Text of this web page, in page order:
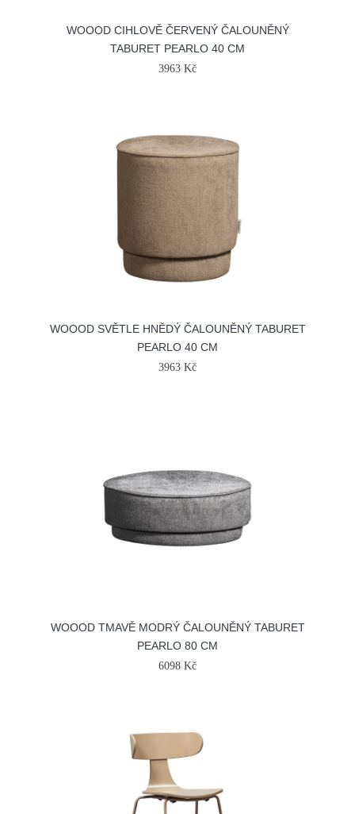
WOOOD CIHLOVĚ ČERVENÝ ČALOUNĚNÝ
TABURET PEARLO 40 CM
3963 Kč
WOOOD SVĚTLE HNĚDÝ ČALOUNĚNÝ TABURET
PEARLO 40 CM
3963 Kč
WOOOD TMAVĚ MODRÝ ČALOUNĚNÝ TABURET
PEARLO 80 CM
6098 Kč